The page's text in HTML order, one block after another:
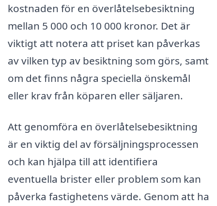
kostnaden för en överlåtelsebesiktning
mellan 5 000 och 10 000 kronor. Det är
viktigt att notera att priset kan påverkas
av vilken typ av besiktning som görs, samt
om det finns några speciella önskemål
eller krav från köparen eller säljaren.
Att genomföra en överlåtelsebesiktning
är en viktig del av försäljningsprocessen
och kan hjälpa till att identifiera
eventuella brister eller problem som kan
påverka fastighetens värde. Genom att ha